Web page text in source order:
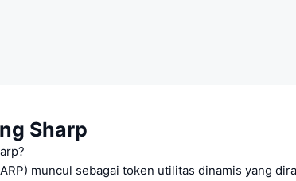
Sharp
muncul sebagai token utilitas dinamis yang